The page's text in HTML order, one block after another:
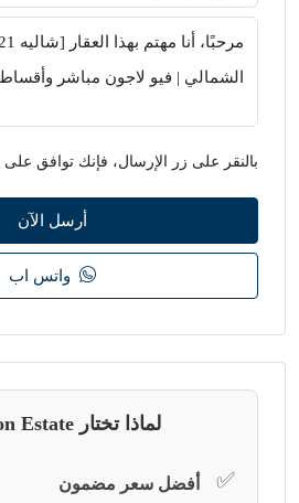
بالنقر على زر الإرسال، فإنك توافق على
أرسل الآن
واتس اب
لماذا تختار Tycoon Estate؟
✅ أفضل سعر مضمون